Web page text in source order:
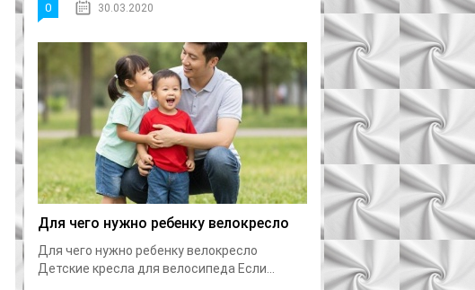
0 30.03.2020
Для чего нужно ребенку велокресло
Для чего нужно ребенку велокресло
Детские кресла для велосипеда Если...